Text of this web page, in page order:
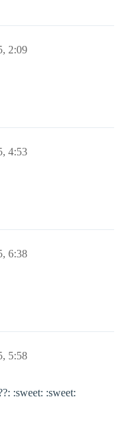
2:09
4:53
6:38
5:58
:sweet: :sweet: